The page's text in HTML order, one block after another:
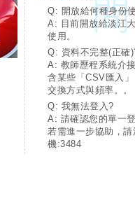
Q: 開放給何種身份
A: 目前開放給淡江
使用。
Q: 資料不完整(正確
A: 教師歷程系統介
含某些「CSV匯入
交換方式與頻率。。
Q: 我無法登入?
A: 請確認您的單一
若需進一步協助，
機:3484